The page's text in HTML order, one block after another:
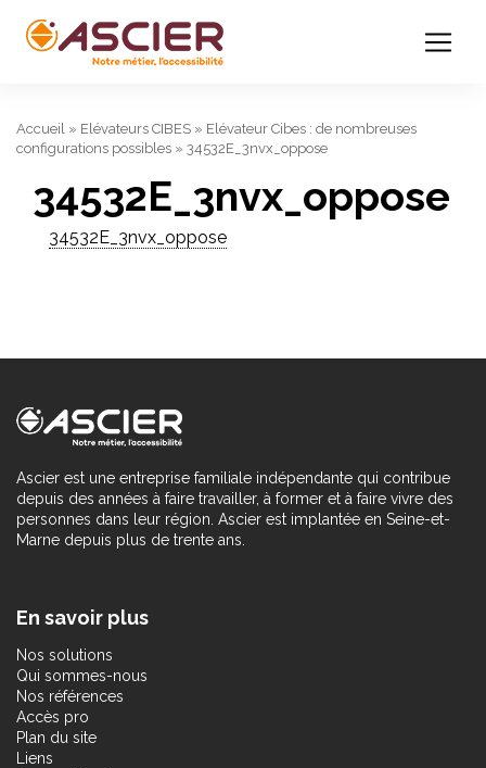
Accueil » Elévateurs CIBES » Elévateur Cibes : de nombreuses
configurations possibles » 34532E_3nvx_oppose
34532E_3nvx_oppose
34532E_3nvx_oppose
Ascier est une entreprise familiale indépendante qui contribue
depuis des années à faire travailler, à former et à faire vivre des
personnes dans leur région. Ascier est implantée en Seine-et-
Marne depuis plus de trente ans.
En savoir plus
Nos solutions
Qui sommes-nous
Nos références
Accès pro
Plan du site
Liens